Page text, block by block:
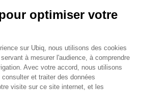
partagées
optimiser votre
Gestion du
sur Ubiq, nous utilisons des cookies
à mesurer l'audience, à comprendre
Avec votre accord, nous utilisons
et traiter des données
visite sur ce site internet, et les